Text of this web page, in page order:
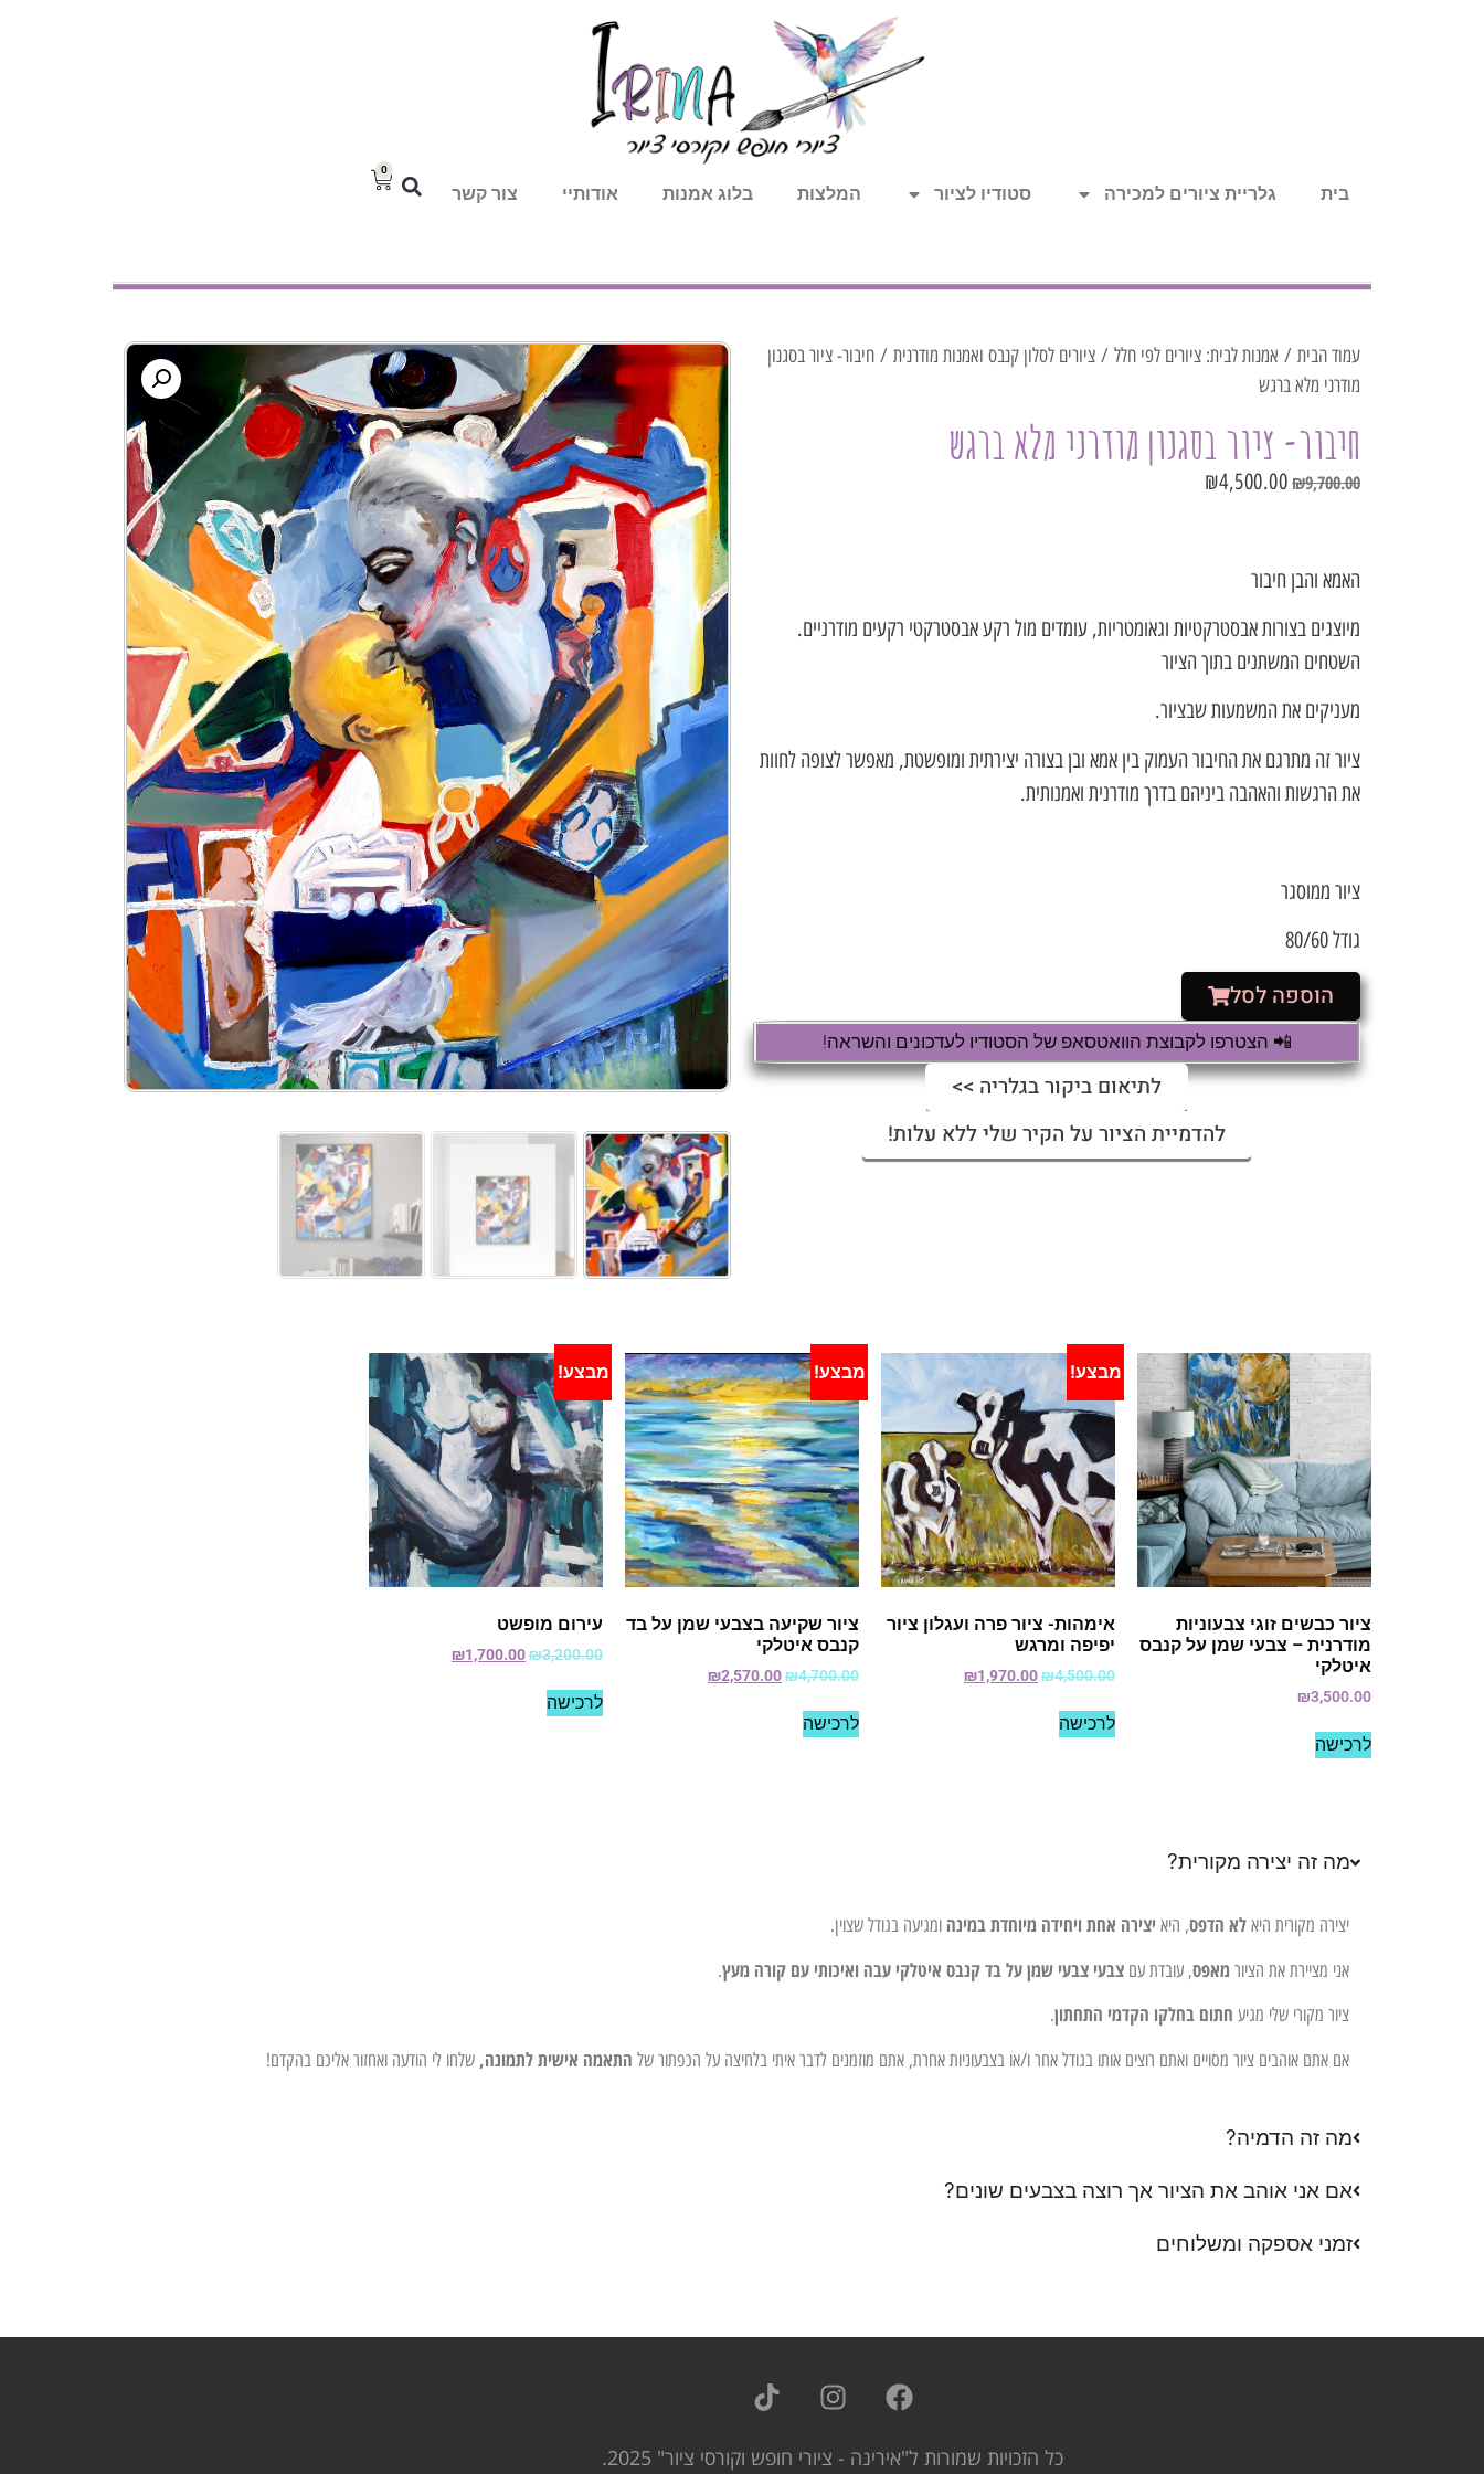
בית גלריית ציורים למכירה סטודיו לציור המלצות בלוג אמנות אודותיי צור קשר
0
עמוד הבית / אמנות לבית: ציורים לפי חלל / ציורים לסלון קנבס ואמנות מודרנית / חיבור- ציור בסגנון
מודרני מלא ברגש
חיבור- ציור בסגנון מודרני מלא ברגש
₪9,700.00
₪4,500.00
האמא והבן חיבור
מיוצגים בצורות אבסטרקטיות וגאומטריות, עומדים מול רקע אבסטרקטי רקעים מודרניים.
השטחים המשתנים בתוך הציור
מעניקים את המשמעות שבציור.
ציור זה מתרגם את החיבור העמוק בין אמא ובן בצורה יצירתית ומופשטת, מאפשר לצופה לחוות
את הרגשות והאהבה ביניהם בדרך מודרנית ואמנותית.
ציור ממוסגר
גודל 80/60
הוספה לסל
📲 הצטרפו לקבוצת הוואטסאפ של הסטודיו לעדכונים והשראה!
לתיאום ביקור בגלריה >>
להדמיית הציור על הקיר שלי ללא עלות!
ציור כבשים זוגי צבעוניות
מודרנית – צבעי שמן על קנבס
איטלקי
₪3,500.00
לרכישה
מבצע!
אימהות- ציור פרה ועגלון ציור
יפיפה ומרגש
₪4,500.00
₪1,970.00
לרכישה
מבצע!
ציור שקיעה בצבעי שמן על בד
קנבס איטלקי
₪4,700.00
₪2,570.00
לרכישה
מבצע!
עירום מופשט
₪3,200.00
₪1,700.00
לרכישה
מה זה יצירה מקורית?
יצירה מקורית היא לא הדפס, היא יצירה אחת ויחידה מיוחדת במינה ומגיעה בגודל שצוין.
אני מציירת את הציור מאפס, עובדת עם צבעי צבעי שמן על בד קנבס איטלקי עבה ואיכותי עם קורה מעץ.
ציור מקורי שלי מגיע חתום בחלקו הקדמי התחתון.
אם אתם אוהבים ציור מסויים ואתם רוצים אותו בגודל אחר ו/או בצבעוניות אחרת, אתם מוזמנים לדבר איתי בלחיצה על הכפתור של התאמה אישית לתמונה, שלחו לי הודעה ואחזור אליכם בהקדם!
מה זה הדמיה?
אם אני אוהב את הציור אך רוצה בצבעים שונים?
זמני אספקה ומשלוחים
כל הזכויות שמורות ל"אירינה - ציורי חופש וקורסי ציור" 2025.